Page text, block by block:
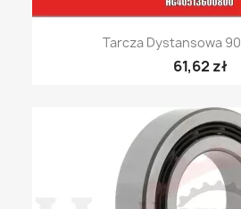
Tarcza Dystansowa 90
61,62 zł